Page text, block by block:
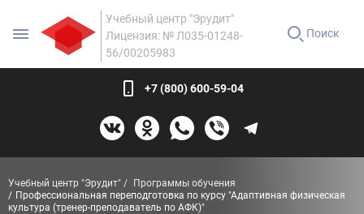
Учебный центр "Эрудит"
Лицензия: № Л035-01248-
56/00205983
Поиск
+7 (800) 600-59-04
Учебный центр "Эрудит"
Программы обучения
Профессиональная переподготовка по курсу "Адаптивная физическая
культура (тренер-преподаватель по АФК)"